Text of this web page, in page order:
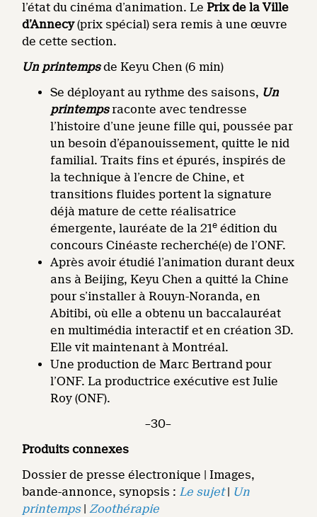
l’état du cinéma d’animation. LePrix de la Ville
d’Annecy(prix spécial) sera remis à une œuvre
de cette section.
Un printempsde Keyu Chen (6 min)
Se déployant au rythme des saisons, Un
printempsraconte avec tendresse
l’histoire d’une jeune fille qui, poussée par
un besoin d’épanouissement, quitte le nid
familial. Traits fins et épurés, inspirés de
la technique à l’encre de Chine, et
transitions fluides portent la signature
déjà mature de cette réalisatrice
émergente, lauréate de la 21e édition du
concours Cinéaste recherché(e) de l’ONF.
Après avoir étudié l’animation durant deux
ans à Beijing, Keyu Chen a quitté la Chine
pour s’installer à Rouyn-Noranda, en
Abitibi, où elle a obtenu un baccalauréat
en multimédia interactif et en création 3D.
Elle vit maintenant à Montréal.
Une production de Marc Bertrand pour
l’ONF. La productrice exécutive est Julie
Roy (ONF).
–30–
Produits connexes
Dossier de presse électronique | Images,
bande-annonce, synopsis : Le sujet| Un
printemps|Zoothérapie